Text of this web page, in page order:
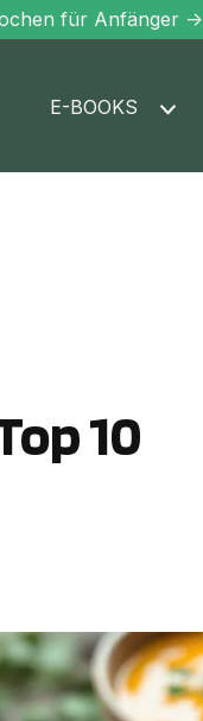
für Anfänger ->
E-BOOKS
10